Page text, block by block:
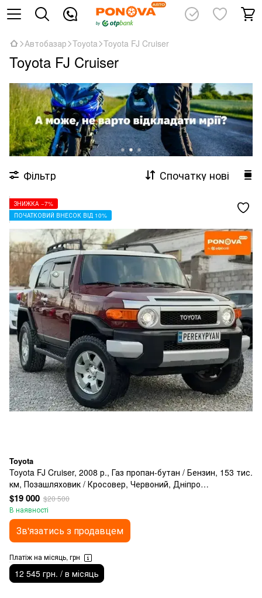
Автобазар Toyota Toyota FJ Cruiser
Toyota FJ Cruiser
Фільтр Спочатку нові
ЗНИЖКА −7%
ПОЧАТКОВИЙ ВНЕСОК ВІД 10%
Toyota
Toyota FJ Cruiser, 2008 р., Газ пропан-бутан / Бензин, 153 тис.
км, Позашляховик / Кросовер, Червоний, Дніпро
(Дніпропетровськ)
$19 000 $20 500
В наявності
Зв'язатись з продавцем
Платіж на місяць, грн
12 545 грн. / в місяць